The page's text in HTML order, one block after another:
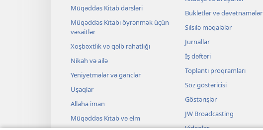
Müqəddəs Kitab dərsləri
Müqəddəs Kitabı öyrənmək üçün
vəsaitlər
Xoşbəxtlik və qəlb rahatlığı
Nikah və ailə
Yeniyetmələr və gənclər
Uşaqlar
Allaha iman
Müqəddəs Kitab və elm
Bukletlər və dəvətnamələr
Silsilə məqalələr
Jurnallar
İş dəftəri
Toplantı proqramları
Söz göstəricisi
Göstərişlər
JW Broadcasting
Videolar